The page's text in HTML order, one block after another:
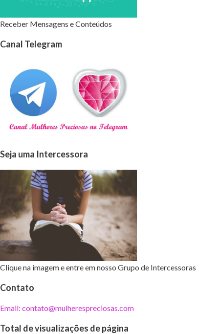
Receber Mensagens e Conteúdos
Canal Telegram
Seja uma Intercessora
Clique na imagem e entre em nosso Grupo de Intercessoras
Contato
Email: contato@mulherespreciosas.com
Total de visualizações de página